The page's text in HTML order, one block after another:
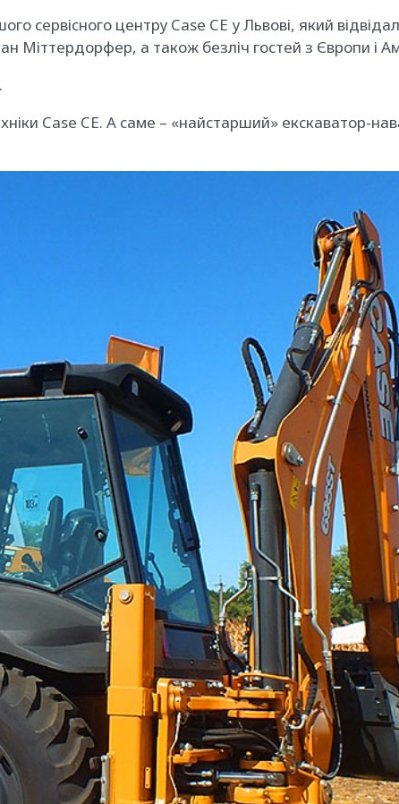
сервісного центру Case CE у Львові, який
Міттердорфер, а також безліч гостей з Європи і
Case CE. А саме – «найстарший» екскаватор-